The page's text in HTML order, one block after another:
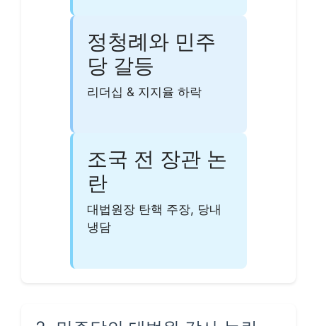
정청례와 민주
당 갈등
리더십 & 지지율 하락
조국 전 장관 논
란
대법원장 탄핵 주장, 당내
냉담